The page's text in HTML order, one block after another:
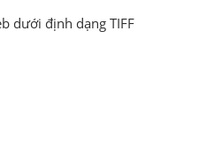
dưới định dạng TIFF